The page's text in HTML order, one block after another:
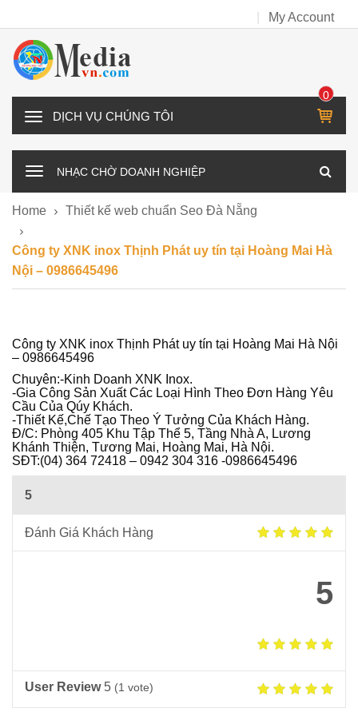
My Account
D
H
H
T
Ô
I
0
IT
M
NHẠC CHỜ DOANH NGHIỆP
Home Thiết kế web chuẩn Seo Đà Nẵng
Công ty XNK inox Thịnh Phát uy tín tại Hoàng Mai Hà
Nội – 0986645496
Công ty XNK inox Thịnh Phát uy tín tại Hoàng Mai Hà Nội
– 0986645496
Chuyên:-Kinh Doanh XNK Inox.
-Gia Công Sản Xuất Các Loại Hình Theo Đơn Hàng Yêu
Cầu Của Qúy Khách.
-Thiết Kế,Chế Tạo Theo Ý Tưởng Của Khách Hàng.
Đ/C: Phòng 405 Khu Tập Thể 5, Tầng Nhà A, Lương
Khánh Thiện, Tương Mai, Hoàng Mai, Hà Nội.
SĐT:(04) 364 72418 – 0942 304 316 -0986645496
5
Đánh Giá Khách Hàng
5
User Review 5 (1 vote)